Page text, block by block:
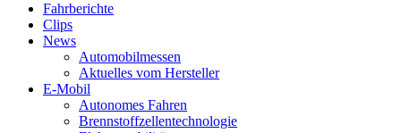
Fahrberichte
Clips
News
Automobilmessen
Aktuelles vom Hersteller
E-Mobil
Autonomes Fahren
Brennstoffzellentechnologie